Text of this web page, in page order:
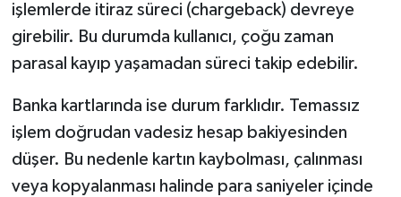
işlemlerde itiraz süreci (chargeback) devreye
girebilir. Bu durumda kullanıcı, çoğu zaman
parasal kayıp yaşamadan süreci takip edebilir.
Banka kartlarında ise durum farklıdır. Temassız
işlem doğrudan vadesiz hesap bakiyesinden
düşer. Bu nedenle kartın kaybolması, çalınması
veya kopyalanması halinde para saniyeler içinde